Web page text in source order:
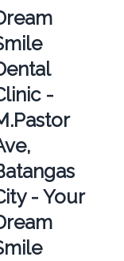
-
- Your